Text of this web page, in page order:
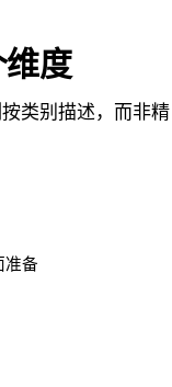
度
类别描述，而非精
准备